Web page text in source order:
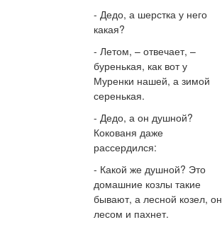
- Дедо, а шерстка у него
какая?
- Летом, – отвечает, –
буренькая, как вот у
Муренки нашей, а зимой
серенькая.
- Дедо, а он душной?
Кокованя даже
рассердился:
- Какой же душной? Это
домашние козлы такие
бывают, а лесной козел, он
лесом и пахнет.